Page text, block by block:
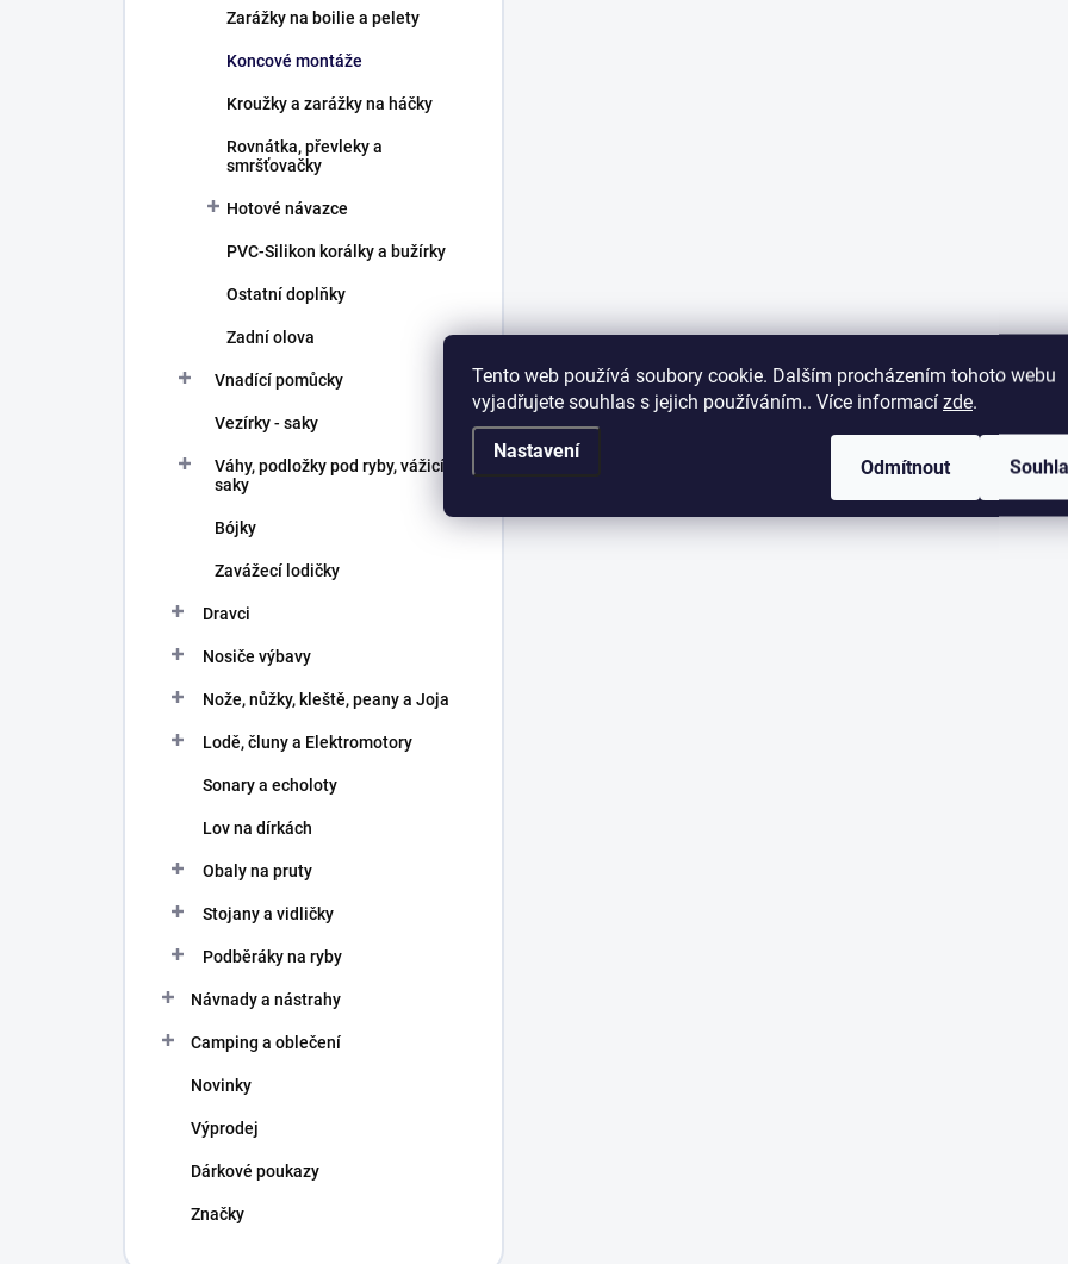
Tento web používá soubory cookie. Dalším procházením tohoto webu
vyjadřujete souhlas s jejich používáním.. Více informací zde.
Nastavení
Odmítnout
Zarážky na boilie a pelety
Koncové montáže
Kroužky a zarážky na háčky
Rovnátka, převleky a
smršťovačky
Hotové návazce
PVC-Silikon korálky a bužírky
Ostatní doplňky
Zadní olova
Vnadící pomůcky
Vezírky - saky
Váhy, podložky pod ryby, vážicí
saky
Bójky
Zavážecí lodičky
Dravci
Nosiče výbavy
Nože, nůžky, kleště, peany a Joja
Lodě, čluny a Elektromotory
Sonary a echoloty
Lov na dírkách
Obaly na pruty
Stojany a vidličky
Podběráky na ryby
Návnady a nástrahy
Camping a oblečení
Novinky
Výprodej
Dárkové poukazy
Značky